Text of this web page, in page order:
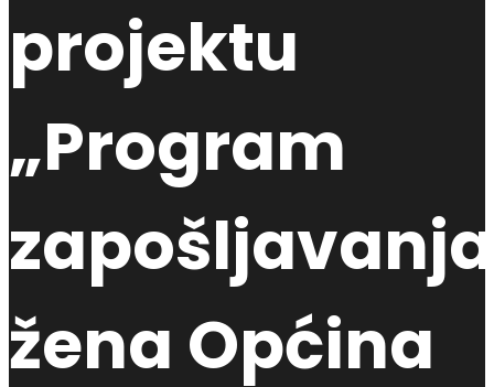
projektu
„Program
zapošljavanja
žena Općina